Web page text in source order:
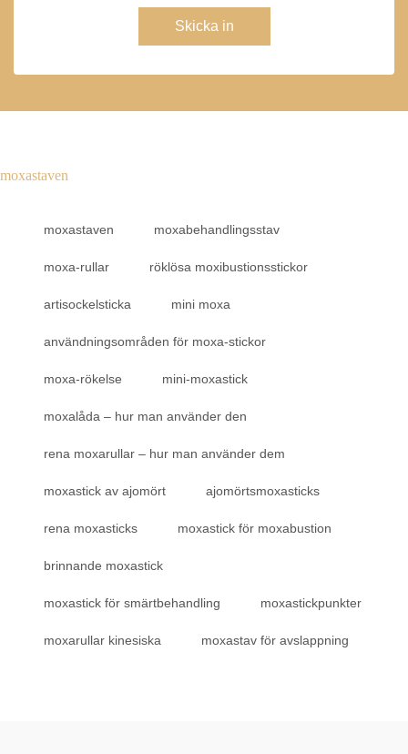
Skicka in
moxastaven
moxastaven moxabehandlingsstav
moxa-rullar röklösa moxibustionsstickor
artisockelsticka mini moxa
användningsområden för moxa-stickor
moxa-rökelse mini-moxastick
moxalåda – hur man använder den
rena moxarullar – hur man använder dem
moxastick av ajomört ajomörtsmoxasticks
rena moxasticks moxastick för moxabustion
brinnande moxastick
moxastick för smärtbehandling moxastickpunkter
moxarullar kinesiska moxastav för avslappning